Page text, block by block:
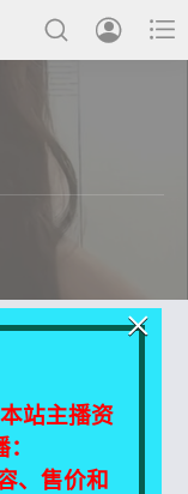



站主播资
、售价和
×